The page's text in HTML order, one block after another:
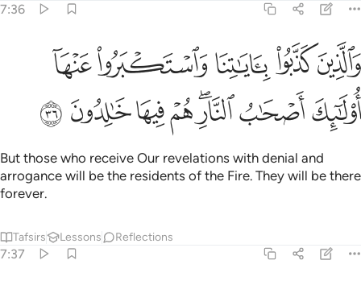
7:36
والذين كذبوا باياتنا واستكبروا عنها اولايك اصحاب النار هم فيها خالدون ٣٦
وَٱلَّذِينَ كَذَّبُوا۟ بِـَٔايَـٰتِنَا وَٱسْتَكْبَرُوا۟ عَنْهَآ أُو۟لَـٰٓئِكَ أَصْحَـٰبُ ٱلنَّارِ ۖ هُمْ فِيهَا خَـٰلِدُونَ
ﲮﲯﲰﲱﲲ
ﲳﲴﲵﲶﲷﲸﲹﲺ
But those who receive Our revelations with denial and
arrogance will be the residents of the Fire. They will be there
forever.
Tafsirs Lessons Reflections
7:37